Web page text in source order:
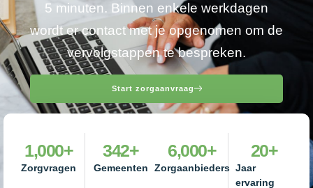
5 minuten. Binnen enkele werkdagen
wordt er contact met je opgenomen om de
vervolgstappen te bespreken.
Start zorgaanvraag
Zorgvragen
1,000+
Gemeenten
342+
Zorgaanbieders
6,000+
Jaar
ervaring
20+